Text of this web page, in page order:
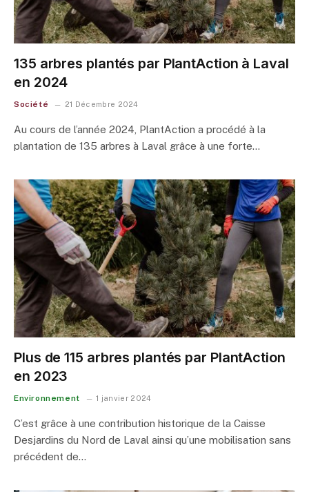
135 arbres plantés par PlantAction à Laval
en 2024
Société 21 Décembre 2024
Au cours de l’année 2024, PlantAction a procédé à la
plantation de 135 arbres à Laval grâce à une forte…
Plus de 115 arbres plantés par PlantAction
en 2023
Environnement 1 janvier 2024
C’est grâce à une contribution historique de la Caisse
Desjardins du Nord de Laval ainsi qu’une mobilisation sans
précédent de…